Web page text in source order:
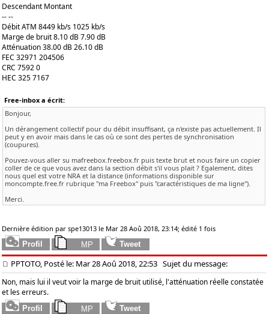
Descendant Montant
-- --
Débit ATM 8449 kb/s 1025 kb/s
Marge de bruit 8.10 dB 7.90 dB
Atténuation 38.00 dB 26.10 dB
FEC 32971 204506
CRC 7592 0
HEC 325 7167
Free-inbox a écrit:
Bonjour,
Un dérangement collectif pour du débit insuffisant, ça n'existe pas actuellement. Il
peut y en avoir mais dans le cas où ce sont des pertes de synchronisation
(coupures).
Pouvez-vous aller su mafreebox.freebox.fr puis texte brut et nous faire un copier
coller de ce que vous avez dans la section débit s'il vous plait ? Egalement, dites
nous quel est votre NRA et la distance (informations disponible sur
moncompte.free.fr rubrique "ma Freebox" puis "caractéristiques de ma ligne").
Merci.
Dernière édition par spe13013 le Mar 28 Aoû 2018, 23:14; édité 1 fois
PPTOTO, Posté le: Mar 28 Aoû 2018, 22:53 Sujet du message:
Non, mais lui il veut voir la marge de bruit utilisé, l'atténuation réelle constatée
et les erreurs.